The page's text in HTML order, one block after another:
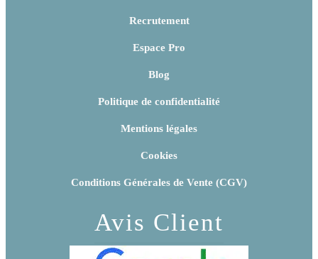
Recrutement
Espace Pro
Blog
Politique de confidentialité
Mentions légales
Cookies
Conditions Générales de Vente (CGV)
Avis Client